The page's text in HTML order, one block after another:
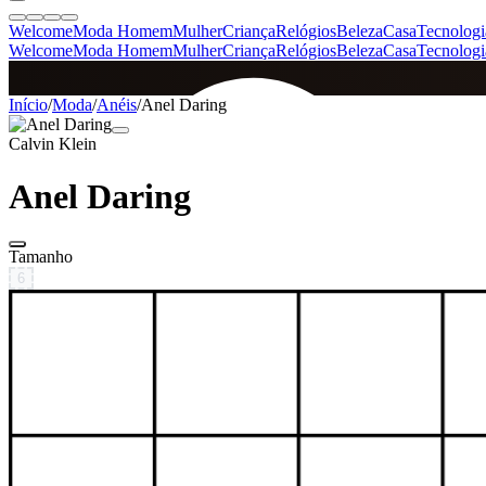
WelcomeModa HomemMulherCriançaRelógiosBelezaCasa
WelcomeModa HomemMulherCriançaRelógiosBelezaCasa
SINCE 2005
de 36.000 reviews
Início/Moda/Anéis/Anel Daring
Calvin Klein
Anel Daring
Tamanho
6